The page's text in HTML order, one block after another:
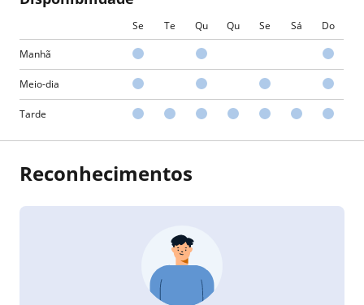
Se Te Qu Qu Se Sá Do
Manhã
Meio-dia
Tarde
Reconhecimentos